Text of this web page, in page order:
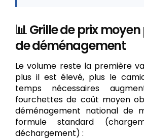
📊 Grille de prix
de déménagement
Le volume reste la première
plus il est élevé, plus le
temps nécessaires
fourchettes de coût moyen
déménagement national de
formule standard
déchargement) :